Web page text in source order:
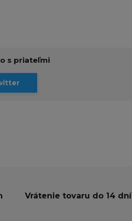
s priateľmi
Vrátenie tovaru do 14 dní